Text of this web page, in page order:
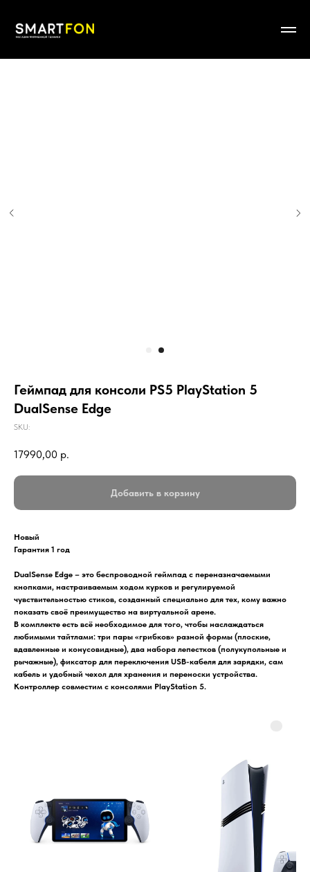
Геймпад для консоли PS5 PlayStation 5
DualSense Edge
SKU:
17990,00 р.
Добавить в корзину
Новый
Гарантия 1 год
DualSense Edge – это беспроводной геймпад с переназначаемыми
кнопками, настраиваемым ходом курков и регулируемой
чувствительностью стиков, созданный специально для тех, кому важно
показать своё преимущество на виртуальной арене.
В комплекте есть всё необходимое для того, чтобы наслаждаться
любимыми тайтлами: три пары «грибков» разной формы (плоские,
вдавленные и конусовидные), два набора лепестков (полукупольные и
рычажные), фиксатор для переключения USB-кабеля для зарядки, сам
кабель и удобный чехол для хранения и переноски устройства.
Контроллер совместим с консолями PlayStation 5.